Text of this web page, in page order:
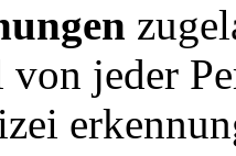
jeder